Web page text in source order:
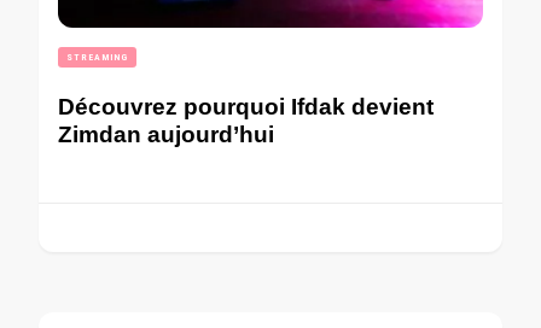
STREAMING
Découvrez pourquoi Ifdak devient
Zimdan aujourd’hui